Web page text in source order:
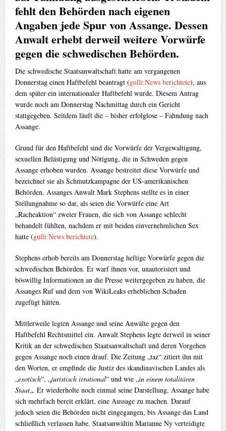
fehlt den Behörden nach eigenen
Angaben jede Spur von Assange. Dessen
Anwalt erhebt derweil weitere Vorwürfe
gegen die schwedischen Behörden.
Die schwedische Staatsanwaltschaft hatte am vergangenen
Donnerstag einen Haftbefehl beantragt (gulli:News berichtete), aus
dem später ein internationaler Haftbefehl wurde. Diesem Antrag
wurde noch am Donnerstag Nachmittag durch ein Gericht
stattgegeben. Seitdem läuft die – bisher erfolglose – Fahndung nach
Assange.
Grund für den Haftbefehl sind die Vorwürfe der Vergewaltigung,
sexuellen Belästigung und Nötigung, die in Schweden gegen
Assange erhoben wurden. Assange bestreitet diese Vorwürfe und
bezeichnet sie als Schmutzkampagne der US-amerikanischen
Behörden. Assanges Anwalt Mark Stephens stellte es in einer
Stellungnahme so dar, als seien die Vorwürfe eine Art
„Racheaktion“ zweier Frauen, die sich von Assange schlecht
behandelt fühlten, nachdem er mit beiden einvernehmlichen Sex
hatte (gulli:News berichtete).
Stephens erhob bereits am Donnerstag heftige Vorwürfe gegen die
schwedischen Behörden. Er warf ihnen vor, unautorisiert und
böswillig Informationen an die Presse weitergegeben zu haben, die
Assanges Ruf und dem von WikiLeaks erheblichen Schaden
zugefügt hätten.
Mittlerweile legten Assange und seine Anwälte gegen den
Haftbefehl Rechtsmittel ein. Anwalt Stephens legte derweil in seiner
Kritik an der schwedischen Staatsanwaltschaft und deren Vorgehen
gegen Assange noch einen drauf. Die Zeitung „taz“ zitiert ihn mit
den Worten, er empfinde die Justiz des skandinavischen Landes als
„exotisch“, „juristisch irrational“ und wie „in einem totalitären
Staat„. Er wiederholte noch einmal seine Darstellung, Assange habe
sich mehrfach bereit erklärt, eine Aussage zu machen. Darauf
jedoch seien die Behörden nicht eingegangen, bis Assange das Land
schließlich verlassen habe. Staatsanwältin Marianne Ny verteidigte